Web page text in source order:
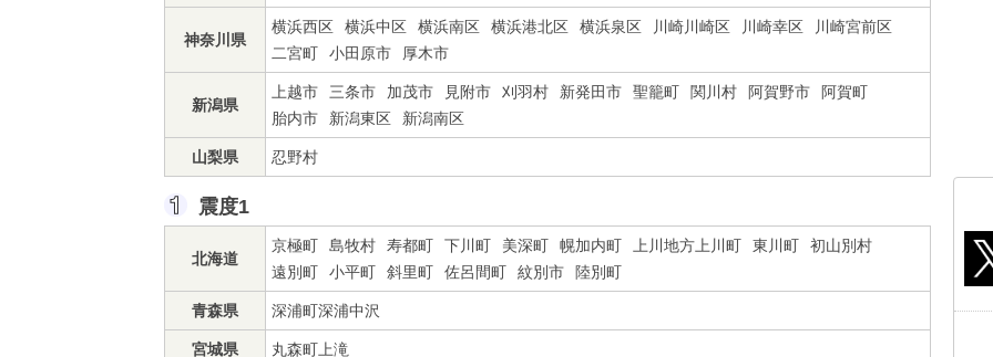
神奈川県
横浜西区 横浜中区 横浜南区 横浜港北区 横浜泉区 川崎川崎区 川崎幸区
川崎宮前区
二宮町
小田原市 厚木市
新潟県
上越市 三条市 加茂市 見附市 刈羽村 新発田市 聖籠町 関川村 阿賀野市
阿賀町
胎内市
新潟東区 新潟南区
山梨県 忍野村
震度1
北海道
京極町 島牧村 寿都町 下川町 美深町 幌加内町 上川地方上川町 東川町
初山別村
遠別町
小平町 斜里町 佐呂間町 紋別市 陸別町
青森県 深浦町深浦中沢
宮城県 丸森町上滝